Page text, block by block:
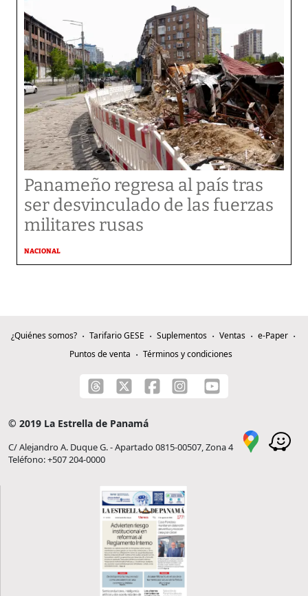
Panameño regresa al país tras
ser desvinculado de las fuerzas
militares rusas
NACIONAL
¿Quiénes somos? Tarifario GESE Suplementos Ventas
e-Paper
Puntos de venta
Términos y condiciones
© 2019 La Estrella de Panamá
C/ Alejandro A. Duque G. - Apartado 0815-00507, Zona 4
Teléfono: +507 204-0000